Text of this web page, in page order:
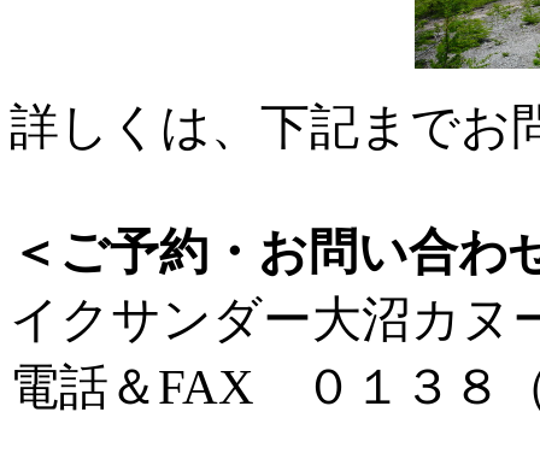
詳しくは、下記までお
＜ご予約・お問い合わ
イクサンダー大沼カヌ
電話＆FAX ０１３８